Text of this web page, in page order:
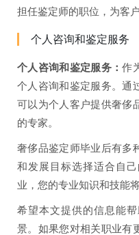
担任鉴定师的职位，为客
个人咨询和鉴定服务
个人咨询和鉴定服务：作
个人咨询和鉴定服务。通
可以为个人客户提供奢侈
的专家。
奢侈品鉴定师毕业后有多
和发展目标选择适合自
业，您的专业知识和技能
希望本文提供的信息能
景。如果您对相关职业有